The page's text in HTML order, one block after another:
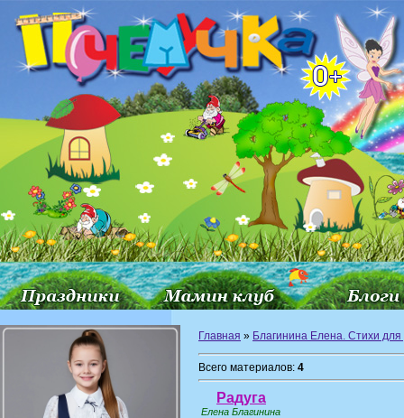
Главная » Благинина Елена. Стихи для
Всего материалов: 4
Радуга
Елена Благинина